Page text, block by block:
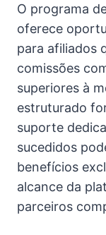
O programa
oferece
para afiliados
comissões
superiores à
estruturado
suporte
sucedidos
benefícios
alcance da
parceiros